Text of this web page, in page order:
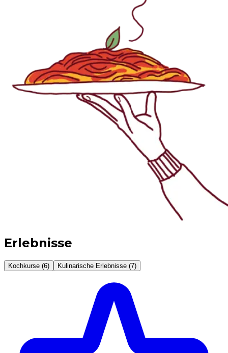
Erlebnisse
Kochkurse (6) Kulinarische Erlebnisse (7)